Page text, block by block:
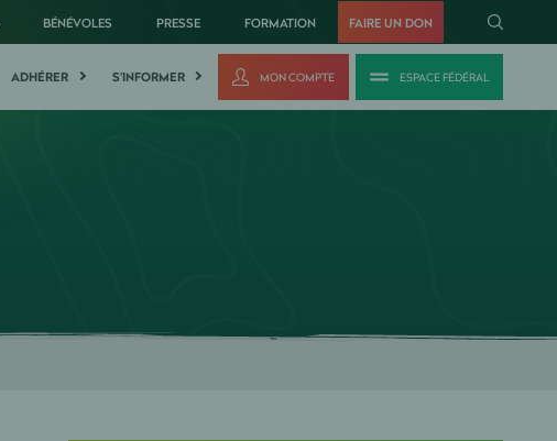
BÉNÉVOLES PRESSE FORMATION FAIRE UN DON
ADHÉRER S'INFORMER MON COMPTE ESPACE FÉDÉRAL